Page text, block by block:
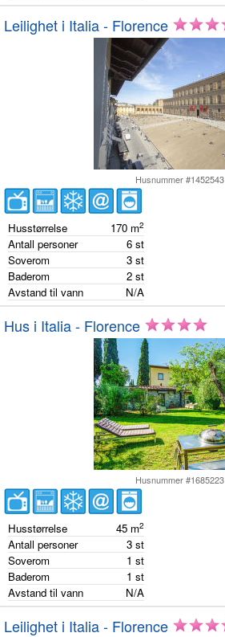
Leilighet i Italia - Florence
Husnummer #1452543
Husstørrelse 170 m2
Antall personer 6 st
Soverom
3 st
Baderom
2 st
Avstand til vann
N/A
Hus i Italia - Florence
Husnummer #1685223
Husstørrelse 45 m2
Antall personer 3 st
Soverom
1 st
Baderom
1 st
Avstand til vann
N/A
Leilighet i Italia - Florence